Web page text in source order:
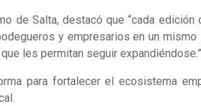
de Salta, destacó que “cada
y empresarios en un
les permitan seguir expandiéndose.”
para fortalecer el ecosistema